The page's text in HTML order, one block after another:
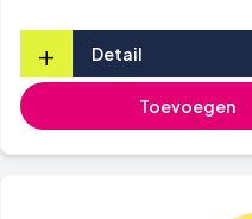
+ Detail
Toevoegen